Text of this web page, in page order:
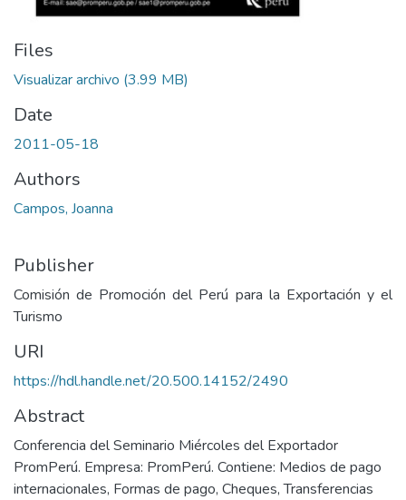
Files
Visualizar archivo (3.99 MB)
Date
2011-05-18
Authors
Campos, Joanna
Publisher
Comisión de Promoción del Perú para la Exportación y el
Turismo
URI
https://hdl.handle.net/20.500.14152/2490
Abstract
Conferencia del Seminario Miércoles del Exportador
PromPerú. Empresa: PromPerú. Contiene: Medios de pago
internacionales, Formas de pago, Cheques, Transferencias